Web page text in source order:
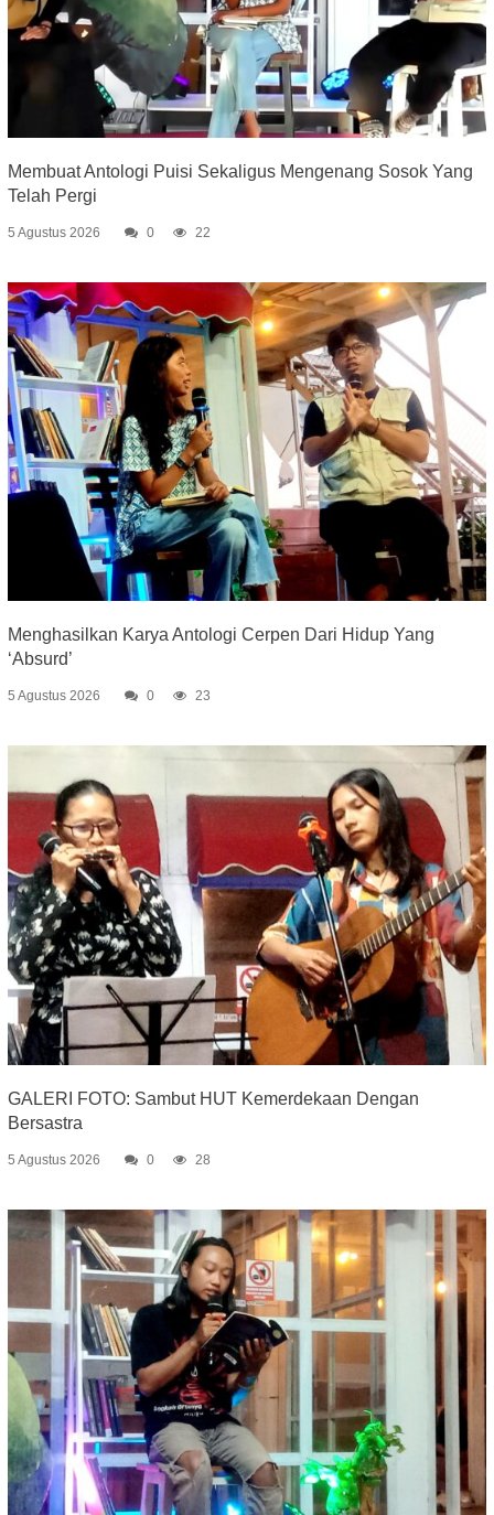
Membuat Antologi Puisi Sekaligus Mengenang Sosok Yang
Telah Pergi
5 Agustus 2026 0 22
Menghasilkan Karya Antologi Cerpen Dari Hidup Yang
‘Absurd’
5 Agustus 2026 0 23
GALERI FOTO: Sambut HUT Kemerdekaan Dengan
Bersastra
5 Agustus 2026 0 28